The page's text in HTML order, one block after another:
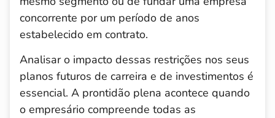
concorrente por um período de anos
estabelecido em contrato.
Analisar o impacto dessas restrições nos seus
planos futuros de carreira e de investimentos é
essencial. A prontidão plena acontece quando
o empresário compreende todas as